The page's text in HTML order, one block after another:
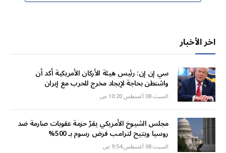
اخر الأخبار
سي إن إن: رئيس هيئة الأركان الأمريكية أكد أن
واشنطن بحاجة لإيجاد مخرج للحرب مع إيران
السبت 08 أغسطس 10:20 ص
مجلس الشيوخ الأمريكي يقرّ حزمة عقوبات صارمة ضد
روسيا ويتيح لترامب فرض رسوم بـ 500%
السبت 08 أغسطس 9:54 ص